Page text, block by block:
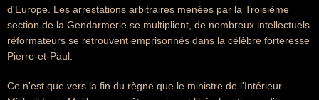
d'Europe. Les arrestations arbitraires menées par la Troisième
section de la Gendarmerie se multiplient, de nombreux intellectuels
réformateurs se retrouvent emprisonnés dans la célèbre forteresse
Pierre-et-Paul.
Ce n'est que vers la fin du règne que le ministre de l'Intérieur